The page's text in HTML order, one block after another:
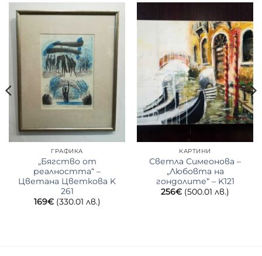
ГРАФИКА
„Бягство от
реалността“ –
Цветана Цветкова K
261
169€ (330.01 лв.)
КАРТИНИ
Светла Симеонова –
„Любовта на
гондолите“ – K121
256€ (500.01 лв.)